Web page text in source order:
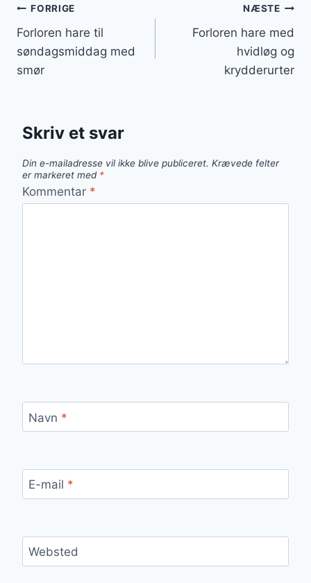
Indlægsnavigation
FORRIGE
Forloren hare til
søndagsmiddag med
smør
NÆSTE
Forloren hare med
hvidløg og
krydderurter
Skriv et svar
Din e-mailadresse vil ikke blive publiceret. Krævede felter
er markeret med *
Kommentar *
Navn *
E-mail *
Websted